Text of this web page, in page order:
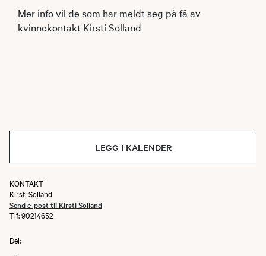
Mer info vil de som har meldt seg på få av
kvinnekontakt Kirsti Solland
LEGG I KALENDER
KONTAKT
Kirsti Solland
Send e-post til Kirsti Solland
Tlf: 90214652
Del: